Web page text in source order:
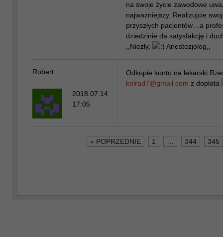
na swoje życie zawodowe
najważniejszy. Realizujcie
przyszłych pacjentów…a
dziedzinie da satysfakcję i
,,Niezły,
Anestezjolog,,
Odkupie konto na lekarski
kolrad7@gmail.com z dopłata
Robert
2018.07.14
17:05
« POPRZEDNIE 1 344 345